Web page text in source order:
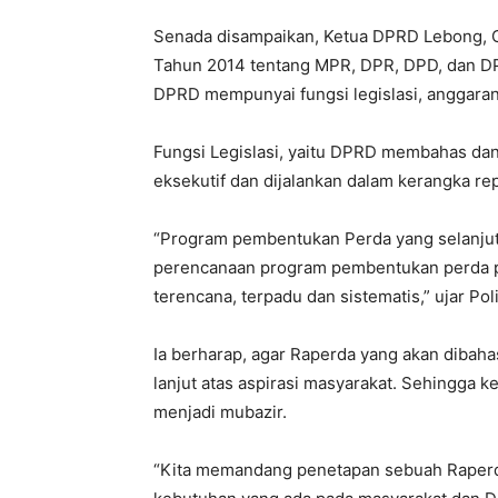
Senada disampaikan, Ketua DPRD
Tahun 2014 tentang MPR, DPR, DPD, dan
DPRD mempunyai fungsi legislasi,
Fungsi Legislasi, yaitu DPRD membahas
eksekutif dan dijalankan dalam kerangka
“Program pembentukan Perda yang
perencanaan program pembentukan
terencana, terpadu dan sistematis,” ujar
Ia berharap, agar Raperda yang akan
lanjut atas aspirasi masyarakat. Sehingga
menjadi mubazir.
“Kita memandang penetapan sebuah